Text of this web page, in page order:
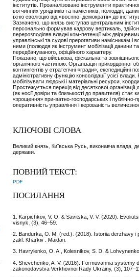
інститутів. Проаналізовано інструменти
вотчинних урядників та намісників, полюддя,
їхню еволюцію від «воєнної демократії» до
Зазначено, що князь виступав центральним
персонально формував кадрову вертикаль,
перерозподіляв владні ком-петенції між
управлінські та судові прерогативи намісникам
ними (полюддя як інструмент мобілізації данини
передбачуваного, офіційного характеру.
Показано, що військова, фіскальна та
органічною частиною. Організація прикордонної
контингентів у стратегічні «гради»,
адміністративну функцію консолідації усієї
мобілізувати людські і матеріальні ресурси,
Простежується перехід від десяткової
(як носії довіри та близькості до правителя)
«зрощення» при-ватно-господарських і
оперативність управління і керованість
КЛЮЧОВІ СЛОВА
Великий князь, Київська Русь, виконавча влада,
держави.
ПОВНИЙ ТЕКСТ:
PDF
ПОСИЛАННЯ
1. Karpichkov, V. O. & Savitska, V. V. (2020).
visnyk, (3), 46–59.
2. Bandurka, O. M. (red.). (2018). Istoriia derzhavy
zakl. Kharkiv : Maidan.
3. Havrylenko, O. A., Kolesnikov, S. D. &
4. Shevchenko, A. V. (2016). Formuvannia
zakonodavstva Verkhovnoi Rady Ukrainy, (3),